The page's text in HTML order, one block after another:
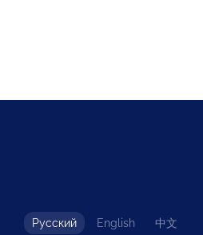
Русский English 中文